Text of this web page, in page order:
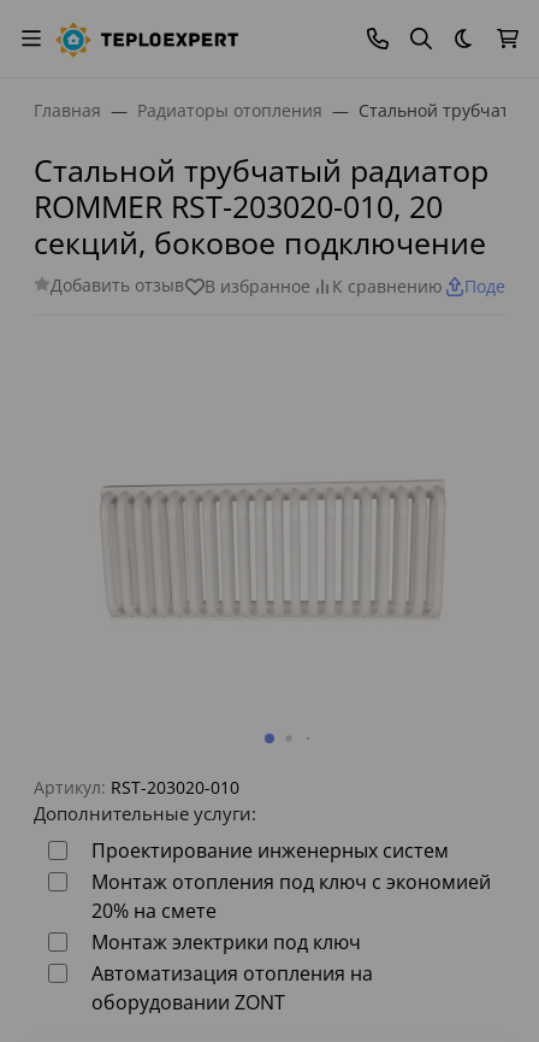
Темная
Главная Радиаторы отопления Стальной трубчатый
Стальной трубчатый радиатор
ROMMER RST-203020-010, 20
секций, боковое подключение
Добавить отзыв В избранное К сравнению
Артикул: RST-203020-010
Дополнительные услуги:
Проектирование инженерных систем
Монтаж отопления под ключ с экономией
20% на смете
Монтаж электрики под ключ
Автоматизация отопления на
оборудовании ZONT